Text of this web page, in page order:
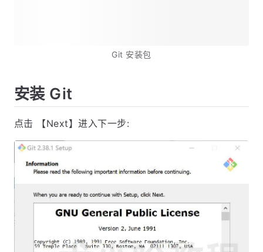
Git 安装包
安装 Git
点击 【Next】进入下一步: